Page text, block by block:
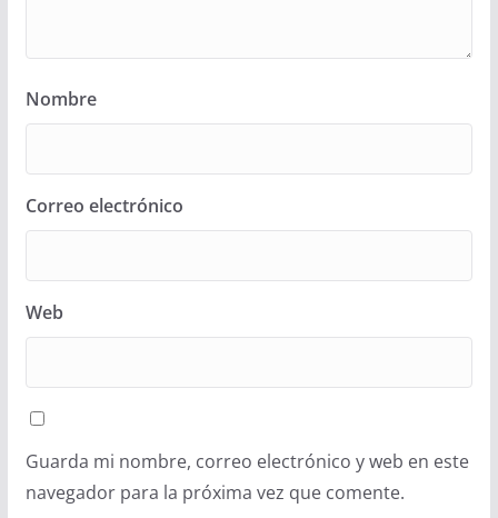
Nombre
Correo electrónico
Web
Guarda mi nombre, correo electrónico y web en este
navegador para la próxima vez que comente.